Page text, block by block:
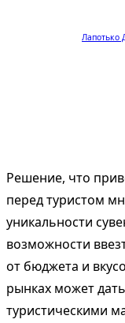
Лапотько
Решение, что
перед туристом
уникальности
возможности
от бюджета и
рынках может
туристическими